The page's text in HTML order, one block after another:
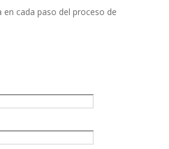
Conveyer
cada paso del proceso de